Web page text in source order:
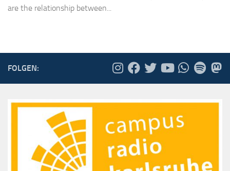
are the relationship between...
FOLGEN: